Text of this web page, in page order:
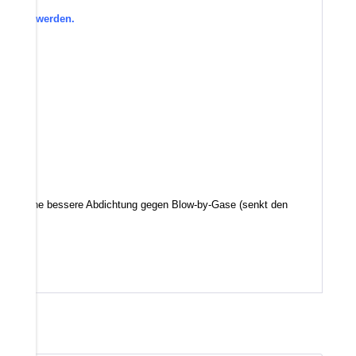
werden.
eine bessere Abdichtung gegen Blow-by-Gase (senkt den